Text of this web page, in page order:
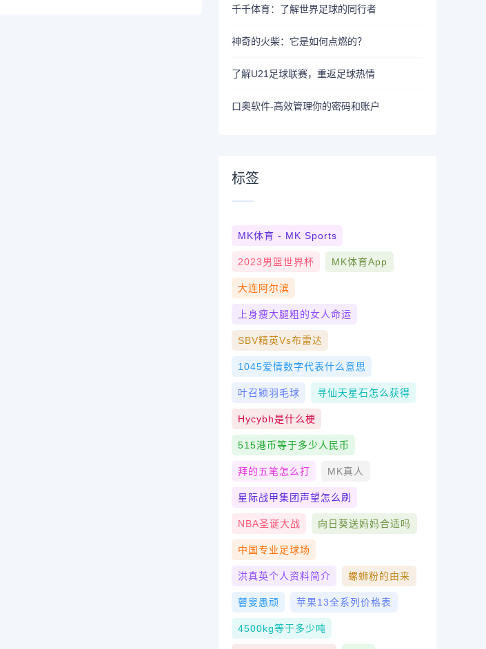
千千体育：了解世界足球的同行者
神奇的火柴：它是如何点燃的？
了解U21足球联赛，重返足球热情
口奥软件-高效管理你的密码和账户
标签
MK体育 - MK Sports
2023男篮世界杯 MK体育App
大连阿尔滨
上身瘦大腿粗的女人命运
SBV精英vs布雷达
1045爱情数字代表什么意思
叶召颖羽毛球 寻仙天星石怎么获得
Hycybh是什么梗
515港币等于多少人民币
拜的五笔怎么打 MK真人
星际战甲集团声望怎么刷
NBA圣诞大战 向日葵送妈妈合适吗
中国专业足球场
洪真英个人资料简介 螺蛳粉的由来
瞽叟愚顽 苹果13全系列价格表
4500kg等于多少吨